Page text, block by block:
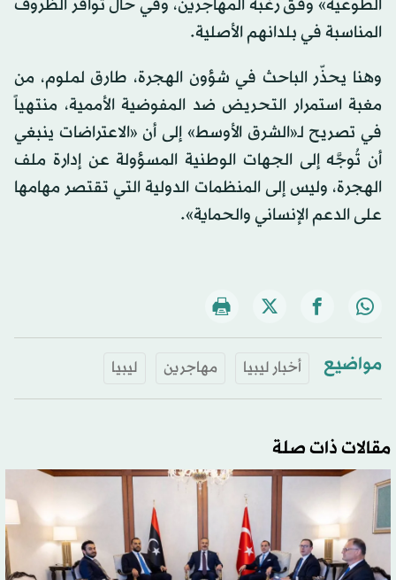
الطوعية» وفق رغبة المهاجرين، وفي حال توافر الظروف
المناسبة في بلدانهم الأصلية.
وهنا يحذّر الباحث في شؤون الهجرة، طارق لملوم، من
مغبة استمرار التحريض ضد المفوضية الأممية، منتهياً
في تصريح لـ«الشرق الأوسط» إلى أن «الاعتراضات ينبغي
أن تُوجَّه إلى الجهات الوطنية المسؤولة عن إدارة ملف
الهجرة، وليس إلى المنظمات الدولية التي تقتصر مهامها
على الدعم الإنساني والحماية».
مواضيع أخبار ليبيا مهاجرين ليبيا
مقالات ذات صلة